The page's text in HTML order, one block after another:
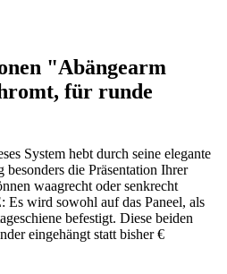
"Abängearm
für runde
System hebt durch seine elegante
die Präsentation Ihrer
waagrecht oder senkrecht
wird sowohl auf das Paneel, als
befestigt. Diese beiden
eingehängt statt bisher €